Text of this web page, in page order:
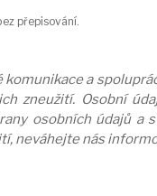
přepisování.
komunikace a
zneužití. Osobní
osobních údajů
neváhejte nás